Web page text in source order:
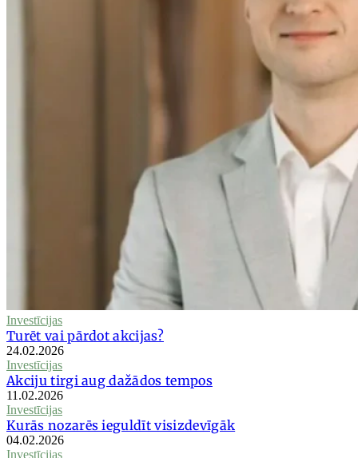
Investīcijas
Turēt vai pārdot akcijas?
24.02.2026
Investīcijas
Akciju tirgi aug dažādos tempos
11.02.2026
Investīcijas
Kurās nozarēs ieguldīt visizdevīgāk
04.02.2026
Investīcijas